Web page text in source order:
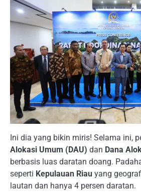
Ini dia yang bikin miris! Selama ini,
Alokasi Umum (DAU) dan Dana
berbasis luas daratan doang.
seperti Kepulauan Riau yang
lautan dan hanya 4 persen daratan.